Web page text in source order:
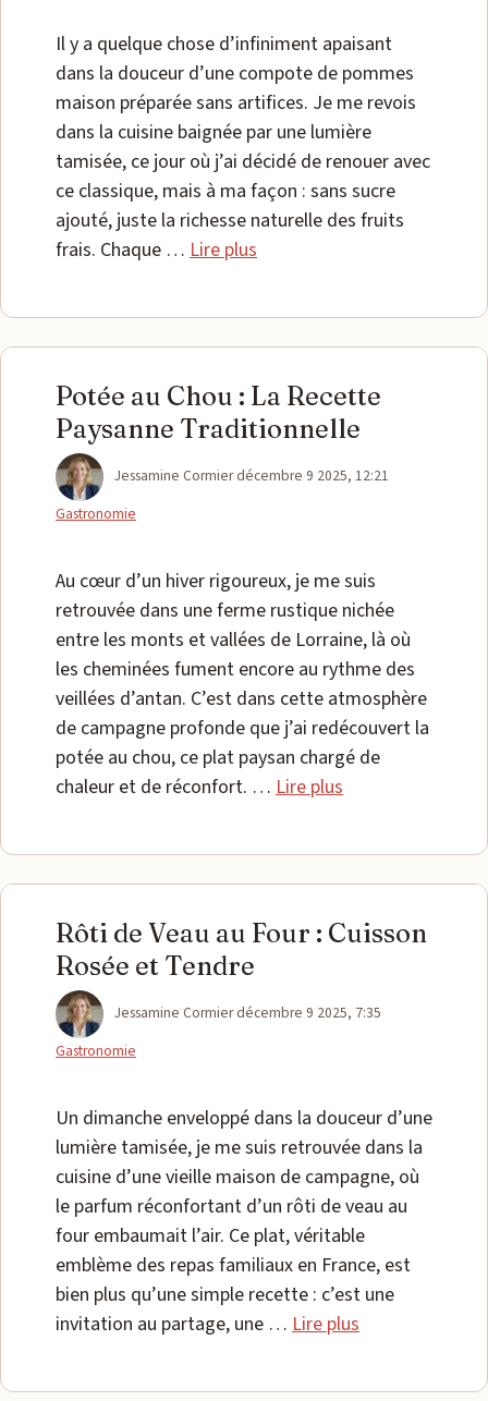
Il y a quelque chose d’infiniment apaisant
dans la douceur d’une compote de pommes
maison préparée sans artifices. Je me revois
dans la cuisine baignée par une lumière
tamisée, ce jour où j’ai décidé de renouer avec
ce classique, mais à ma façon : sans sucre
ajouté, juste la richesse naturelle des fruits
frais. Chaque … Lire plus
Potée au Chou : La Recette
Paysanne Traditionnelle
Jessamine Cormierdécembre 9 2025, 12:21
Gastronomie
Au cœur d’un hiver rigoureux, je me suis
retrouvée dans une ferme rustique nichée
entre les monts et vallées de Lorraine, là où
les cheminées fument encore au rythme des
veillées d’antan. C’est dans cette atmosphère
de campagne profonde que j’ai redécouvert la
potée au chou, ce plat paysan chargé de
chaleur et de réconfort. … Lire plus
Rôti de Veau au Four : Cuisson
Rosée et Tendre
Jessamine Cormierdécembre 9 2025, 7:35
Gastronomie
Un dimanche enveloppé dans la douceur d’une
lumière tamisée, je me suis retrouvée dans la
cuisine d’une vieille maison de campagne, où
le parfum réconfortant d’un rôti de veau au
four embaumait l’air. Ce plat, véritable
emblème des repas familiaux en France, est
bien plus qu’une simple recette : c’est une
invitation au partage, une … Lire plus